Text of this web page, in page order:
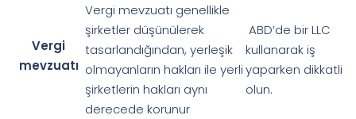
Vergi
mevzuatı
Vergi mevzuatı genellikle
şirketler düşünülerek
tasarlandığından, yerleşik
olmayanların hakları ile yerli
şirketlerin hakları aynı
derecede korunur
ABD’de bir LLC
kullanarak iş
yaparken dikkatli
olun.